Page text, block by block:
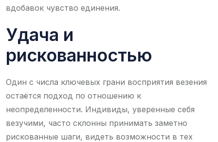
вдобавок чувство единения.
Удача и
рискованностью
Один с числа ключевых грани восприятия везения
остаётся подход по отношению к
неопределенности. Индивиды, уверенные себя
везучими, часто склонны принимать заметно
рискованные шаги, видеть возможности в тех